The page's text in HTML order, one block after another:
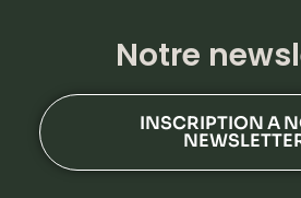
Notre
INSCRIPTION A